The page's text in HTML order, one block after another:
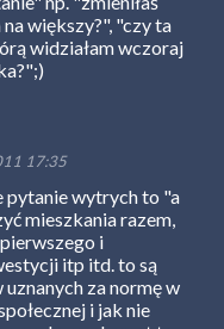
większy?", "czy ta
widziałam wczoraj
17:35
pytanie wytrych to "a
mieszkania razem,
i
itp itd. to są
za normę w
i jak nie